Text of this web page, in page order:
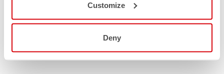
Customize
Deny